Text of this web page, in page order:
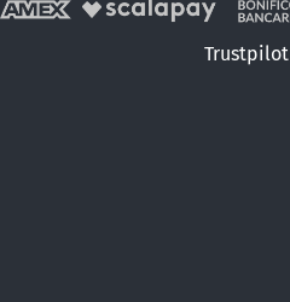
Trustpilot